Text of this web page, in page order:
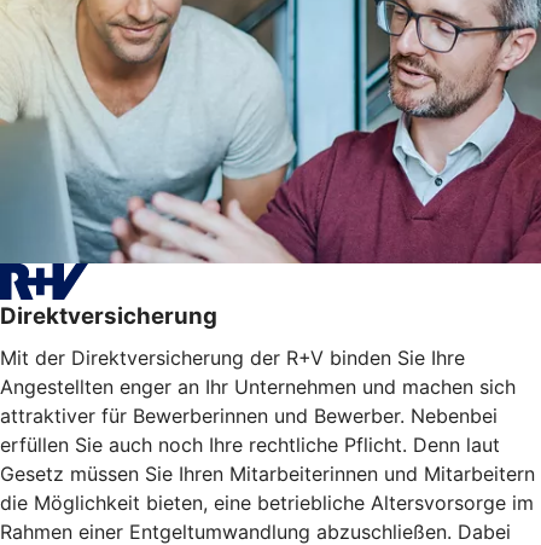
Direktversicherung
Mit der Direktversicherung der R+V binden Sie Ihre
Angestellten enger an Ihr Unternehmen und machen sich
attraktiver für Bewerberinnen und Bewerber. Nebenbei
erfüllen Sie auch noch Ihre rechtliche Pflicht. Denn laut
Gesetz müssen Sie Ihren Mitarbeiterinnen und Mitarbeitern
die Möglichkeit bieten, eine betriebliche Altersvorsorge im
Rahmen einer Entgeltumwandlung abzuschließen. Dabei